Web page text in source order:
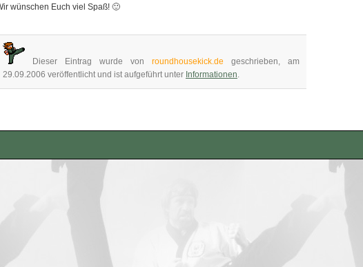
wünschen Euch viel Spaß! 🙂
Dieser Eintrag wurde von roundhousekick.de geschrieben, am
29.09.2006 veröffentlicht und ist aufgeführt unter Informationen.